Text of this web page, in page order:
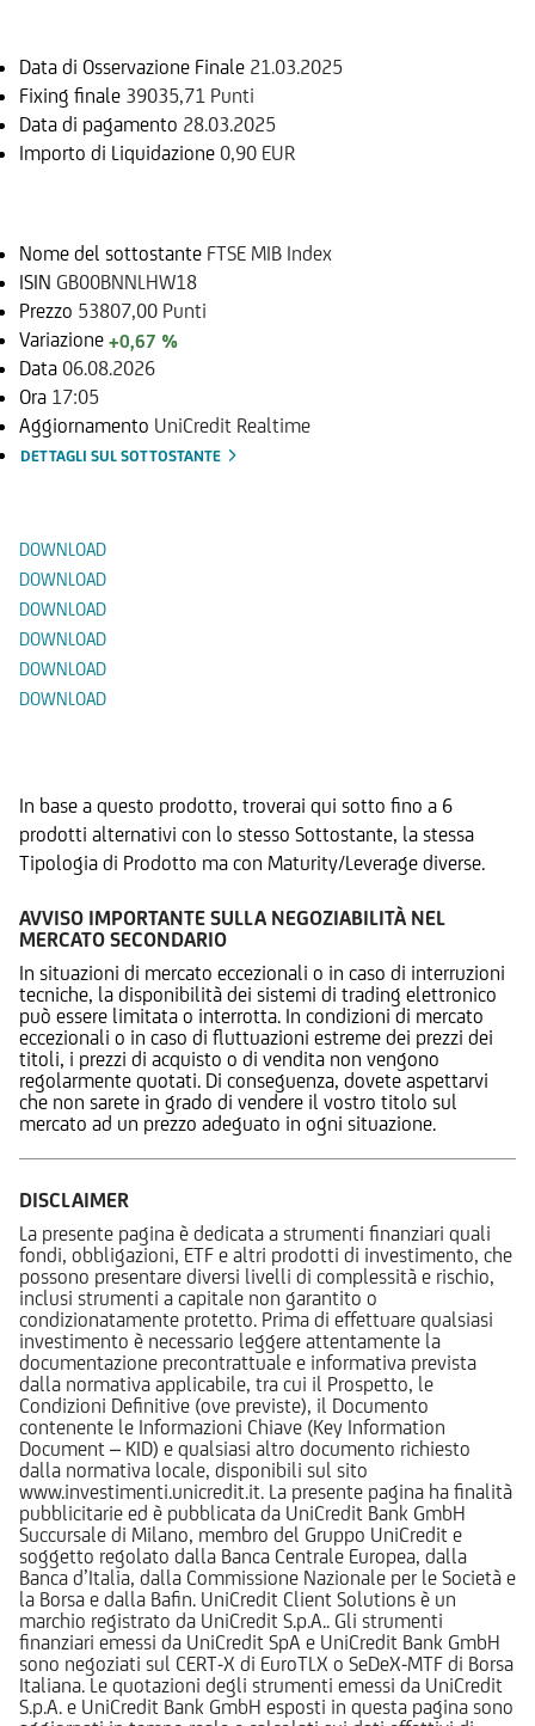
Data di Osservazione Finale 21.03.2025
Fixing finale 39035,71 Punti
Data di pagamento 28.03.2025
Importo di Liquidazione 0,90 EUR
Nome del sottostante FTSE MIB Index
ISIN GB00BNNLHW18
Prezzo 53807,00 Punti
Variazione +0,67 %
Data 06.08.2026
Ora 17:05
Aggiornamento UniCredit Realtime
DETTAGLI SUL SOTTOSTANTE
DOWNLOAD
DOWNLOAD
DOWNLOAD
DOWNLOAD
DOWNLOAD
DOWNLOAD
In base a questo prodotto, troverai qui sotto fino a 6
prodotti alternativi con lo stesso Sottostante, la stessa
Tipologia di Prodotto ma con Maturity/Leverage diverse.
AVVISO IMPORTANTE SULLA NEGOZIABILITÀ NEL
MERCATO SECONDARIO
In situazioni di mercato eccezionali o in caso di interruzioni
tecniche, la disponibilità dei sistemi di trading elettronico
può essere limitata o interrotta. In condizioni di mercato
eccezionali o in caso di fluttuazioni estreme dei prezzi dei
titoli, i prezzi di acquisto o di vendita non vengono
regolarmente quotati. Di conseguenza, dovete aspettarvi
che non sarete in grado di vendere il vostro titolo sul
mercato ad un prezzo adeguato in ogni situazione.
DISCLAIMER
La presente pagina è dedicata a strumenti finanziari quali
fondi, obbligazioni, ETF e altri prodotti di investimento, che
possono presentare diversi livelli di complessità e rischio,
inclusi strumenti a capitale non garantito o
condizionatamente protetto. Prima di effettuare qualsiasi
investimento è necessario leggere attentamente la
documentazione precontrattuale e informativa prevista
dalla normativa applicabile, tra cui il Prospetto, le
Condizioni Definitive (ove previste), il Documento
contenente le Informazioni Chiave (Key Information
Document – KID) e qualsiasi altro documento richiesto
dalla normativa locale, disponibili sul sito
www.investimenti.unicredit.it. La presente pagina ha finalità
pubblicitarie ed è pubblicata da UniCredit Bank GmbH
Succursale di Milano, membro del Gruppo UniCredit e
soggetto regolato dalla Banca Centrale Europea, dalla
Banca d’Italia, dalla Commissione Nazionale per le Società e
la Borsa e dalla Bafin. UniCredit Client Solutions è un
marchio registrato da UniCredit S.p.A.. Gli strumenti
finanziari emessi da UniCredit SpA e UniCredit Bank GmbH
sono negoziati sul CERT-X di EuroTLX o SeDeX-MTF di Borsa
Italiana. Le quotazioni degli strumenti emessi da UniCredit
S.p.A. e UniCredit Bank GmbH esposti in questa pagina sono